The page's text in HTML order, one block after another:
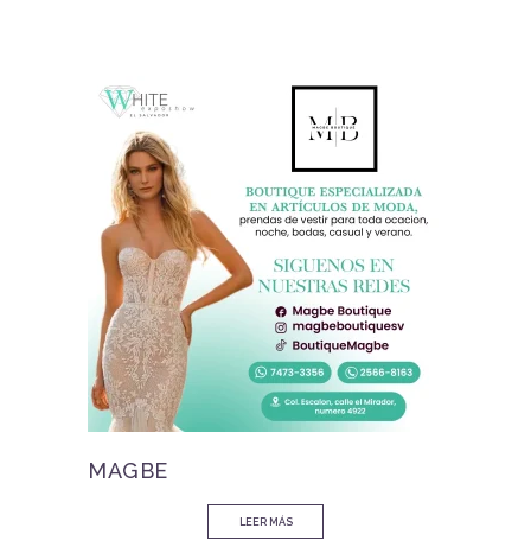
MAGBE
LEER MÁS